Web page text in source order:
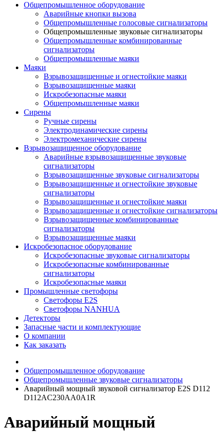
Общепромышленное оборудование
Аварийные кнопки вызова
Общепромышленные голосовые сигнализаторы
Общепромышленные звуковые сигнализаторы
Общепромышленные комбинированные
сигнализаторы
Общепромышленные маяки
Маяки
Взрывозащищенные и огнестойкие маяки
Взрывозащищенные маяки
Искробезопасные маяки
Общепромышленные маяки
Сирены
Ручные сирены
Электродинамические сирены
Электромеханические сирены
Взрывозащищенное оборудование
Аварийные взрывозащищенные звуковые
сигнализаторы
Взрывозащищенные звуковые сигнализаторы
Взрывозащищенные и огнестойкие звуковые
сигнализаторы
Взрывозащищенные и огнестойкие маяки
Взрывозащищенные и огнестойкие сигнализаторы
Взрывозащищенные комбинированные
сигнализаторы
Взрывозащищенные маяки
Искробезопасное оборудование
Искробезопасные звуковые сигнализаторы
Искробезопасные комбинированные
сигнализаторы
Искробезопасные маяки
Промышленные светофоры
Светофоры E2S
Светофоры NANHUA
Детекторы
Запасные части и комплектующие
О компании
Как заказать
Общепромышленное оборудование
Общепромышленные звуковые сигнализаторы
Аварийный мощный звуковой сигнализатор E2S D112
D112AC230AA0A1R
Аварийный мощный